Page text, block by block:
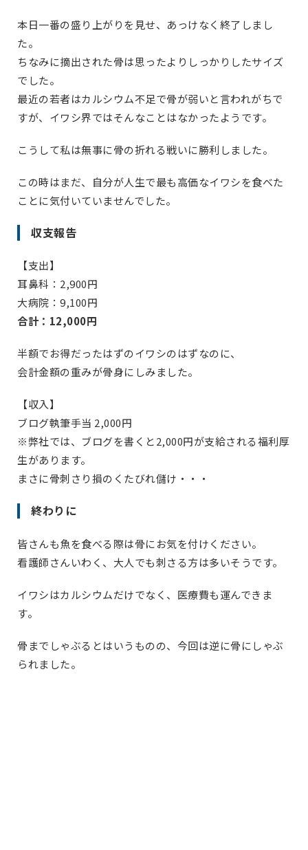
本日一番の盛り上がりを見せ、あっけなく終了しまし
た。
ちなみに摘出された骨は思ったよりしっかりしたサイズ
でした。
最近の若者はカルシウム不足で骨が弱いと言われがちで
すが、イワシ界ではそんなことはなかったようです。
こうして私は無事に骨の折れる戦いに勝利しました。
この時はまだ、自分が人生で最も高価なイワシを食べた
ことに気付いていませんでした。
収支報告
【支出】
耳鼻科：2,900円
大病院：9,100円
合計：12,000円
半額でお得だったはずのイワシのはずなのに、
会計金額の重みが骨身にしみました。
【収入】
ブログ執筆手当 2,000円
※弊社では、ブログを書くと2,000円が支給される福利厚
生があります。
まさに骨刺さり損のくたびれ儲け・・・
終わりに
皆さんも魚を食べる際は骨にお気を付けください。
看護師さんいわく、大人でも刺さる方は多いそうです。
イワシはカルシウムだけでなく、医療費も運んできま
す。
骨までしゃぶるとはいうものの、今回は逆に骨にしゃぶ
られました。